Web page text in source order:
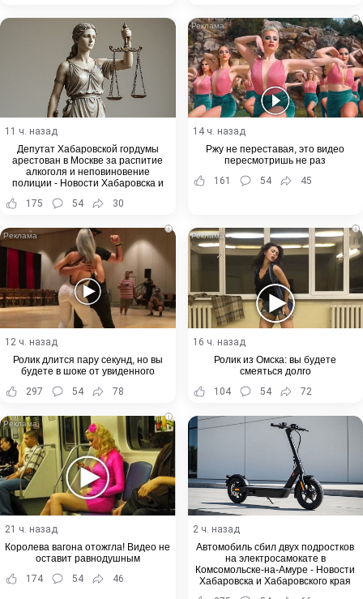
11 ч. назад
Депутат Хабаровской гордумы
арестован в Москве за распитие
алкоголя и неповиновение
полиции - Новости Хабаровска и
175 54 30
i
14 ч. назад
Ржу не переставая, это видео
пересмотришь не раз
161
54 45
i
12 ч. назад
Ролик длится пару секунд, но вы
будете в шоке от увиденного
297
54 78
i
16 ч. назад
Ролик из Омска: вы будете
смеяться долго
104
54 72
i
21 ч. назад
Королева вагона отожгла! Видео не
оставит равнодушным
174
54 46
2 ч. назад
Автомобиль сбил двух подростков
на электросамокате в
Комсомольске-на-Амуре - Новости
Хабаровска и Хабаровского края